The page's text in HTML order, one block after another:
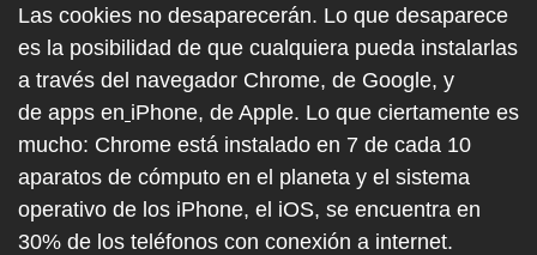
Las cookies no desaparecerán. Lo que desaparece
es la posibilidad de que cualquiera pueda instalarlas
a través del navegador Chrome, de Google, y
de apps en iPhone, de Apple. Lo que ciertamente es
mucho: Chrome está instalado en 7 de cada 10
aparatos de cómputo en el planeta y el sistema
operativo de los iPhone, el iOS, se encuentra en
30% de los teléfonos con conexión a internet.